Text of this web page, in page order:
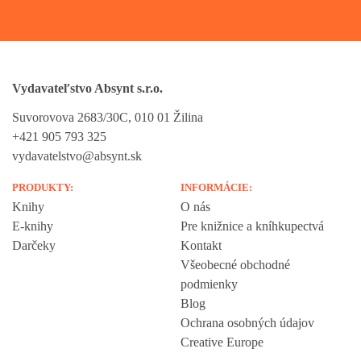
Vydavateľstvo Absynt s.r.o.
Suvorovova 2683/30C, 010 01 Žilina
+421 905 793 325
vydavatelstvo@absynt.sk
PRODUKTY:
Knihy
E-knihy
Darčeky
INFORMÁCIE:
O nás
Pre knižnice a kníhkupectvá
Kontakt
Všeobecné obchodné
podmienky
Blog
Ochrana osobných údajov
Creative Europe